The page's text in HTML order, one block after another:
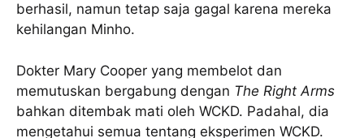
berhasil, namun tetap saja gagal karena mereka
kehilangan Minho.
Dokter Mary Cooper yang membelot dan
memutuskan bergabung dengan The Right Arms
bahkan ditembak mati oleh WCKD. Padahal, dia
mengetahui semua tentang eksperimen WCKD.